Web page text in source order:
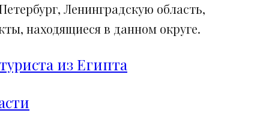
Ленинградскую область,
находящиеся в данном округе.
из Египта